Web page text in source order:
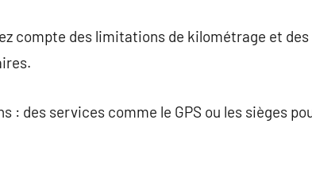
compte des limitations de kilométrage et
: des services comme le GPS ou les sièges